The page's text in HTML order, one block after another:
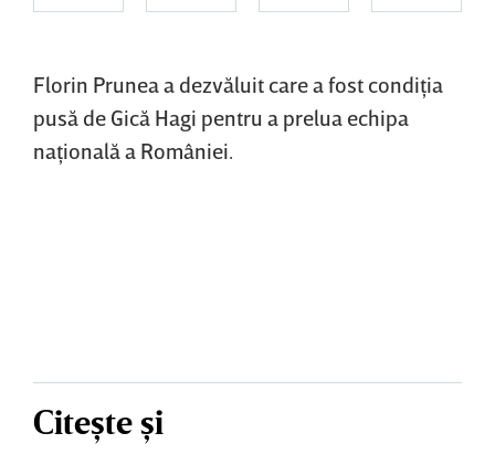
Florin Prunea a dezvăluit care a fost condiţia
pusă de Gică Hagi pentru a prelua echipa
naţională a României.
Citește și